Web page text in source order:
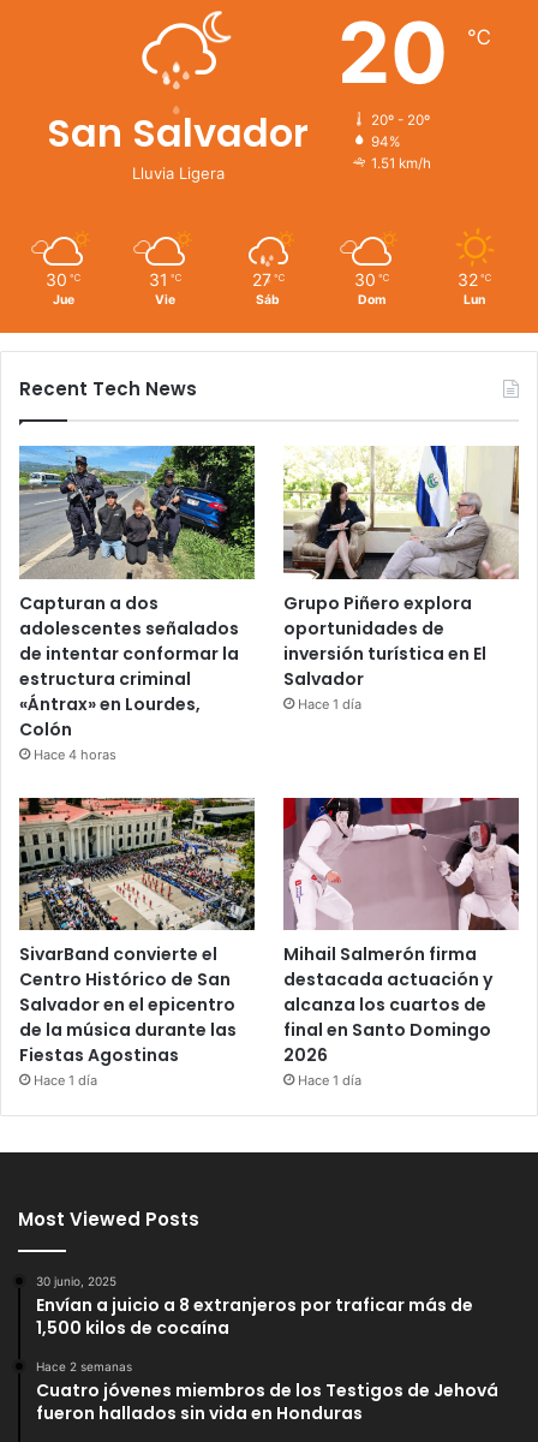
San Salvador
Lluvia Ligera
20 ℃
20º - 20º
94%
1.51 km/h
30 ℃
Jue
31 ℃
Vie
27 ℃
Sáb
30 ℃
Dom
32 ℃
Lun
Recent Tech News
Capturan a dos
adolescentes señalados
de intentar conformar la
estructura criminal
«Ántrax» en Lourdes,
Colón
Hace 4 horas
Grupo Piñero explora
oportunidades de
inversión turística en El
Salvador
Hace 1 día
SivarBand convierte el
Centro Histórico de San
Salvador en el epicentro
de la música durante las
Fiestas Agostinas
Hace 1 día
Mihail Salmerón firma
destacada actuación y
alcanza los cuartos de
final en Santo Domingo
2026
Hace 1 día
Most Viewed Posts
30 junio, 2025
Envían a juicio a 8 extranjeros por traficar más de
1,500 kilos de cocaína
Hace 2 semanas
Cuatro jóvenes miembros de los Testigos de Jehová
fueron hallados sin vida en Honduras